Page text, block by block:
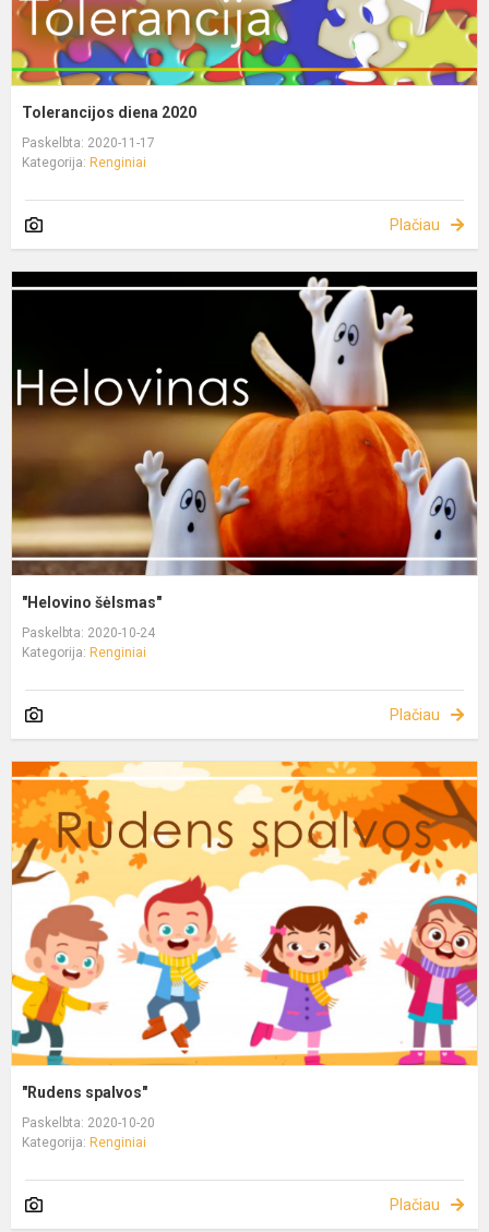
Tolerancijos diena 2020
Paskelbta: 2020-11-17
Kategorija: Renginiai
Plačiau
"Helovino šėlsmas"
Paskelbta: 2020-10-24
Kategorija: Renginiai
Plačiau
"Rudens spalvos"
Paskelbta: 2020-10-20
Kategorija: Renginiai
Plačiau